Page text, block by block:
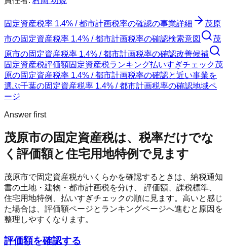
固定資産税率 1.4% / 都市計画税率の確認の事業詳細
茂原
市の固定資産税率 1.4% / 都市計画税率の確認検索意図
茂
原市の固定資産税率 1.4% / 都市計画税率の確認改善候補
固定資産税評価額固定資産税ランキング払いすぎチェック茂
原の固定資産税率 1.4% / 都市計画税率の確認と近い事業を
選ぶ千葉の固定資産税率 1.4% / 都市計画税率の確認地域ペ
ージ
Answer first
茂原市の固定資産税は、税率だけでな
く評価額と住宅用地特例で見ます
茂原市で固定資産税がいくらかを確認するときは、納税通知
書の土地・建物・都市計画税を分け、 評価額、課税標準、
住宅用地特例、払いすぎチェックの順に見ます。高いと感じ
た場合は、評価額ページとランキングページへ進むと原因を
整理しやすくなります。
評価額を確認する